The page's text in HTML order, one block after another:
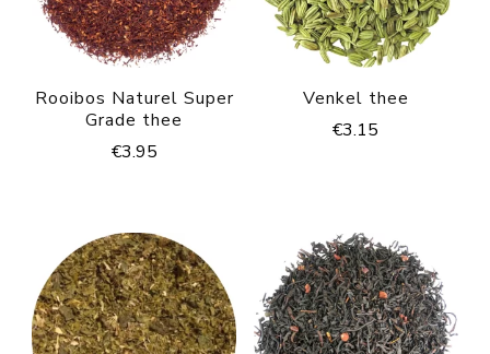
Rooibos Naturel Super
Grade thee
€3.95
Venkel thee
€3.15